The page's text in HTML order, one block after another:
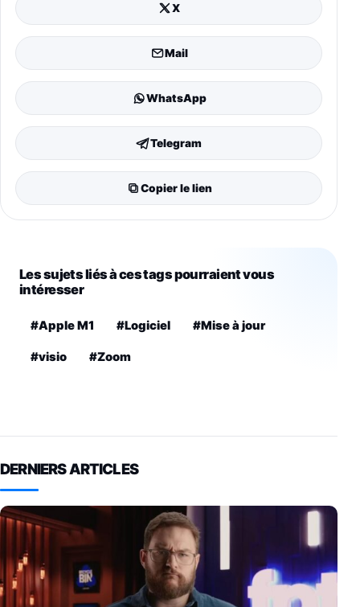
X
Mail
WhatsApp
Telegram
Copier le lien
Les sujets liés à ces tags pourraient vous
intéresser
#Apple M1 #Logiciel #Mise à jour
#visio #Zoom
DERNIERS ARTICLES